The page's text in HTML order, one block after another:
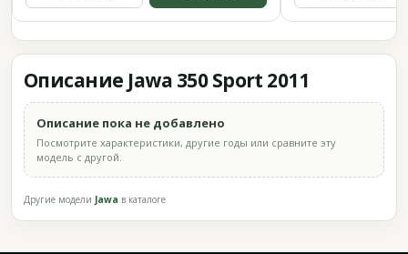
Описание Jawa 350 Sport 2011
Описание пока не добавлено
Посмотрите характеристики, другие годы или сравните эту
модель с другой.
Другие модели Jawa в каталоге